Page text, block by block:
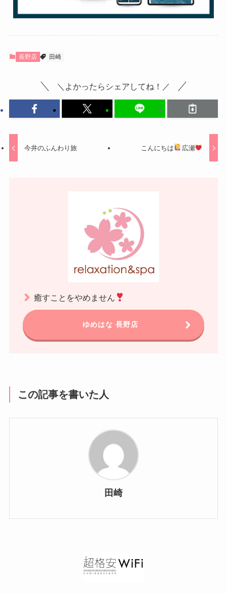
長野店 田崎
＼よかったらシェアしてね！／
今井のふんわり旅 こんにちは 広瀬
癒すことをやめません
ゆめはな 長野店
この記事を書いた人
田崎